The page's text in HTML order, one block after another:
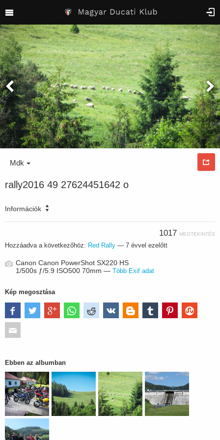
Mdk
rally2016 49 27624451642 o
Információk
1017 MEGTEKINTÉS
Hozzáadva a következőhöz: Red Rally — 7 évvel ezelőtt
Canon Canon PowerShot SX220 HS
1/500s ƒ/5.9 ISO500 70mm — Több Exif adat
Kép megosztása
Ebben az albumban